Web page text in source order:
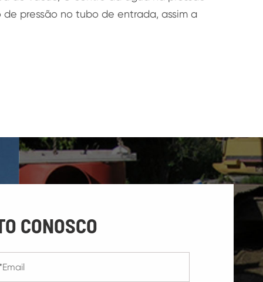
pressão no tubo de entrada, assim a
CONOSCO